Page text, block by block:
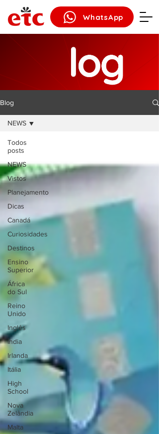
WhatsApp
Blog
Todos
posts
NEWS
Vistos
Planejamento
Dicas
Canadá
Curiosidades
Destinos
Ensino
Superior
África
do Sul
Reino
Unido
Inglês
Índia
Irlanda
Itália
High
School
Nova
Zelândia
Malta
NEWS